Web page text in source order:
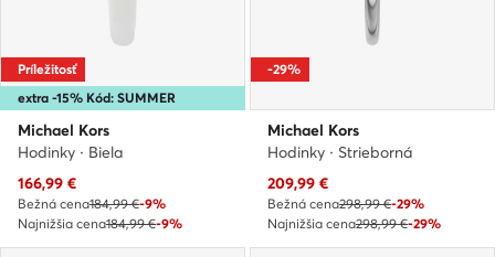
extra -15% Kód: SUMMER
Príležitosť
Michael Kors
Hodinky · Biela
Aktuálna cena
166,99 €
Bežná cena184,99 €-9%
Najnižšia cena184,99 €-9%
-29%
Michael Kors
Hodinky · Strieborná
Aktuálna cena
209,99 €
Bežná cena298,99 €-29%
Najnižšia cena298,99 €-29%